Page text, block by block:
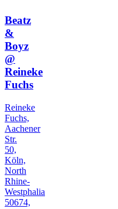
Beatz
&
Boyz
@
Reineke
Fuchs
Reineke
Fuchs,
Aachener
Str.
50,
Köln,
North
Rhine-
Westphalia
50674,